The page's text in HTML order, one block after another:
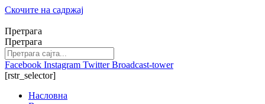
Скочите на садржај
Претрага
Претрага
Facebook Instagram Twitter Broadcast-tower
[rstr_selector]
Насловна